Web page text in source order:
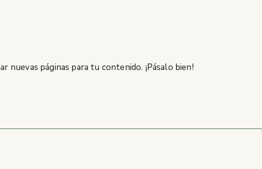
nuevas páginas para tu contenido. ¡Pásalo bien!